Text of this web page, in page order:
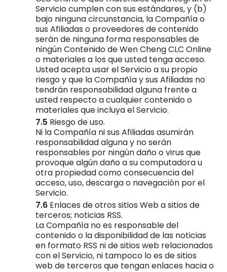
Servicio cumplen con sus estándares, y (b)
bajo ninguna circunstancia, la Compañía o
sus Afiliadas o proveedores de contenido
serán de ninguna forma responsables de
ningún Contenido de Wen Cheng CLC Online
o materiales a los que usted tenga acceso.
Usted acepta usar el Servicio a su propio
riesgo y que la Compañía y sus Afiliadas no
tendrán responsabilidad alguna frente a
usted respecto a cualquier contenido o
materiales que incluya el Servicio.
Riesgo de uso.
Ni la Compañía ni sus Afiliadas asumirán
responsabilidad alguna y no serán
responsables por ningún daño o virus que
provoque algún daño a su computadora u
otra propiedad como consecuencia del
acceso, uso, descarga o navegación por el
Servicio.
Enlaces de otros sitios Web a sitios de
terceros; noticias RSS.
La Compañía no es responsable del
contenido o la disponibilidad de las noticias
en formato RSS ni de sitios web relacionados
con el Servicio, ni tampoco lo es de sitios
web de terceros que tengan enlaces hacia o